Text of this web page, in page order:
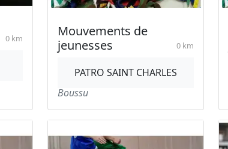
0 km
Mouvements de
jeunesses
0 km
PATRO SAINT CHARLES
Boussu